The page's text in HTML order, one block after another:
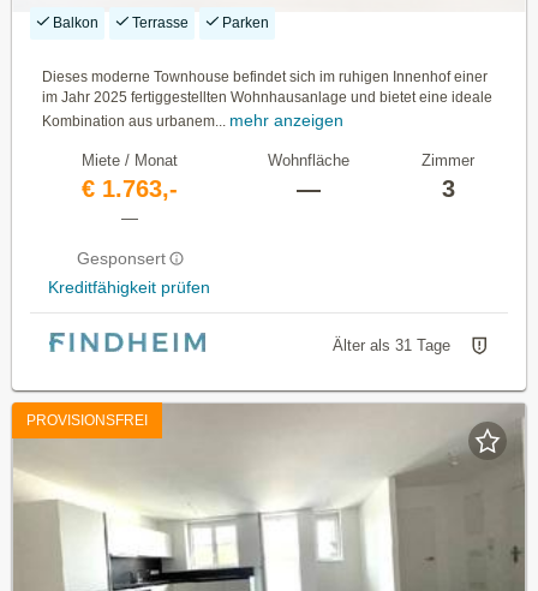
Balkon Terrasse Parken
Dieses moderne Townhouse befindet sich im ruhigen Innenhof einer
im Jahr 2025 fertiggestellten Wohnhausanlage und bietet eine ideale
Kombination aus urbanem...
mehr anzeigen
Miete / Monat
€ 1.763,-
—
Gesponsert
Kreditfähigkeit prüfen
Wohnfläche
—
Zimmer
3
Älter als 31 Tage
PROVISIONSFREI